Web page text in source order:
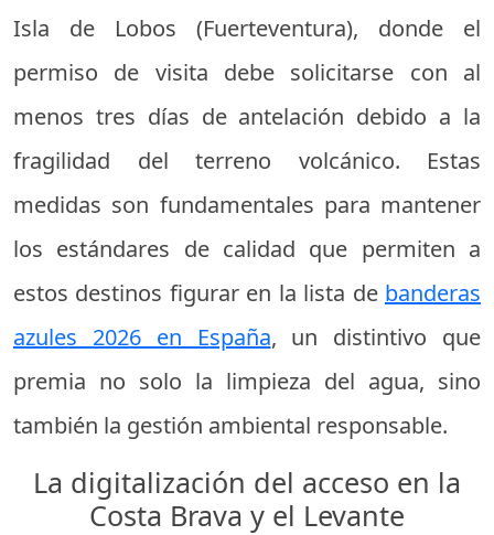
Isla de Lobos (Fuerteventura), donde el
permiso de visita debe solicitarse con al
menos tres días de antelación debido a la
fragilidad del terreno volcánico. Estas
medidas son fundamentales para mantener
los estándares de calidad que permiten a
estos destinos figurar en la lista de banderas
azules 2026 en España, un distintivo que
premia no solo la limpieza del agua, sino
también la gestión ambiental responsable.
La digitalización del acceso en la
Costa Brava y el Levante